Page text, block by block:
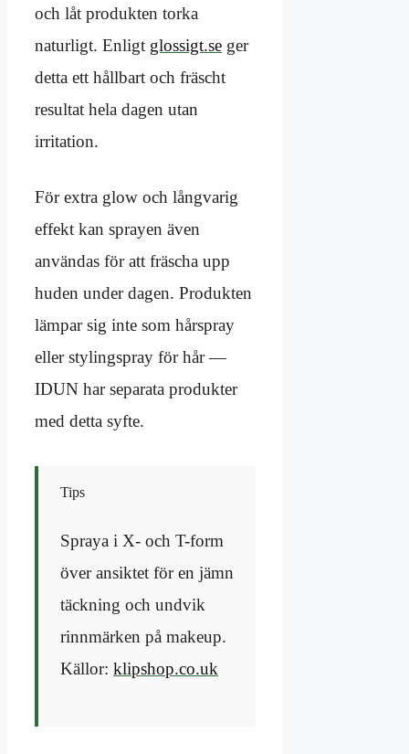
och låt produkten torka
naturligt. Enligt glossigt.se ger
detta ett hållbart och fräscht
resultat hela dagen utan
irritation.
För extra glow och långvarig
effekt kan sprayen även
användas för att fräscha upp
huden under dagen. Produkten
lämpar sig inte som hårspray
eller stylingspray för hår —
IDUN har separata produkter
med detta syfte.
Tips
Spraya i X- och T-form
över ansiktet för en jämn
täckning och undvik
rinnmärken på makeup.
Källor: klipshop.co.uk